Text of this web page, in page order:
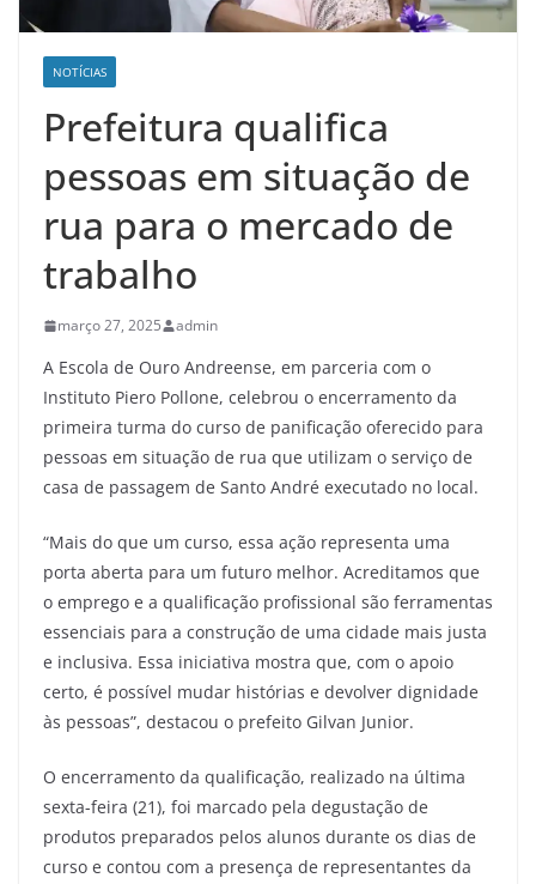
NOTÍCIAS
Prefeitura qualifica
pessoas em situação de
rua para o mercado de
trabalho
março 27, 2025 admin
A Escola de Ouro Andreense, em parceria com o
Instituto Piero Pollone, celebrou o encerramento da
primeira turma do curso de panificação oferecido para
pessoas em situação de rua que utilizam o serviço de
casa de passagem de Santo André executado no local.
“Mais do que um curso, essa ação representa uma
porta aberta para um futuro melhor. Acreditamos que
o emprego e a qualificação profissional são ferramentas
essenciais para a construção de uma cidade mais justa
e inclusiva. Essa iniciativa mostra que, com o apoio
certo, é possível mudar histórias e devolver dignidade
às pessoas”, destacou o prefeito Gilvan Junior.
O encerramento da qualificação, realizado na última
sexta-feira (21), foi marcado pela degustação de
produtos preparados pelos alunos durante os dias de
curso e contou com a presença de representantes da